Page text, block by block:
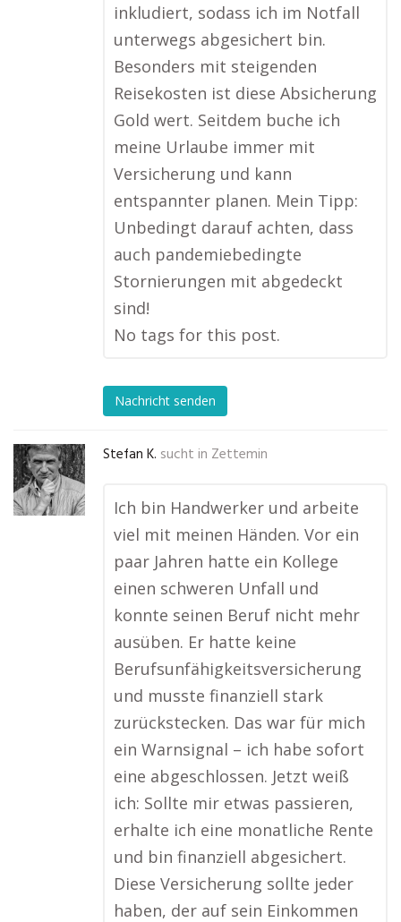
inkludiert, sodass ich im Notfall
unterwegs abgesichert bin.
Besonders mit steigenden
Reisekosten ist diese Absicherung
Gold wert. Seitdem buche ich
meine Urlaube immer mit
Versicherung und kann
entspannter planen. Mein Tipp:
Unbedingt darauf achten, dass
auch pandemiebedingte
Stornierungen mit abgedeckt
sind!
No tags for this post.
Nachricht senden
Stefan K. sucht in Zettemin
Ich bin Handwerker und arbeite
viel mit meinen Händen. Vor ein
paar Jahren hatte ein Kollege
einen schweren Unfall und
konnte seinen Beruf nicht mehr
ausüben. Er hatte keine
Berufsunfähigkeitsversicherung
und musste finanziell stark
zurückstecken. Das war für mich
ein Warnsignal – ich habe sofort
eine abgeschlossen. Jetzt weiß
ich: Sollte mir etwas passieren,
erhalte ich eine monatliche Rente
und bin finanziell abgesichert.
Diese Versicherung sollte jeder
haben, der auf sein Einkommen